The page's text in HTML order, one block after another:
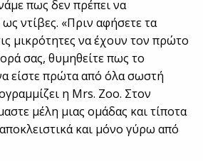
πως δεν πρέπει να
ντίβες. «Πριν αφήσετε τα
μικρότητες να έχουν τον πρώτο
σας, θυμηθείτε πως το
είστε πρώτα από όλα σωστή
η Mrs. Zoo. Στον
μέλη μιας ομάδας και τίποτα
και μόνο γύρω από